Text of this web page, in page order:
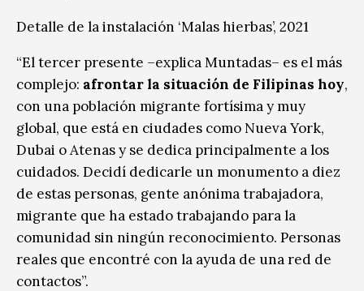
Detalle de la instalación ‘Malas hierbas’, 2021
“El tercer presente –explica Muntadas– es el más
complejo: afrontar la situación de Filipinas hoy,
con una población migrante fortísima y muy
global, que está en ciudades como Nueva York,
Dubai o Atenas y se dedica principalmente a los
cuidados. Decidí dedicarle un monumento a diez
de estas personas, gente anónima trabajadora,
migrante que ha estado trabajando para la
comunidad sin ningún reconocimiento. Personas
reales que encontré con la ayuda de una red de
contactos”.